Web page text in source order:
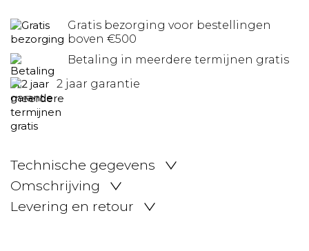
Gratis bezorging voor bestellingen
boven €500
Betaling in meerdere termijnen gratis
2 jaar garantie
Technische gegevens
Omschrijving
Levering en retour